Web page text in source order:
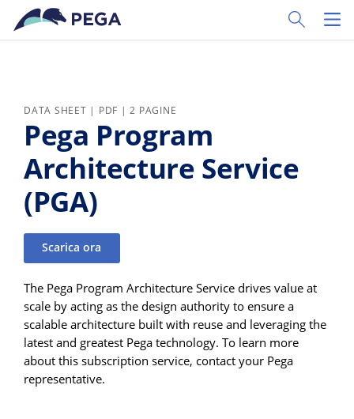
Vai direttamente al contenuto principale
Toggle
DATA SHEET | PDF | 2 PAGINE
Pega Program
Architecture Service
(PGA)
Scarica ora
The Pega Program Architecture Service drives value at
scale by acting as the design authority to ensure a
scalable architecture built with reuse and leveraging the
latest and greatest Pega technology. To learn more
about this subscription service, contact your Pega
representative.